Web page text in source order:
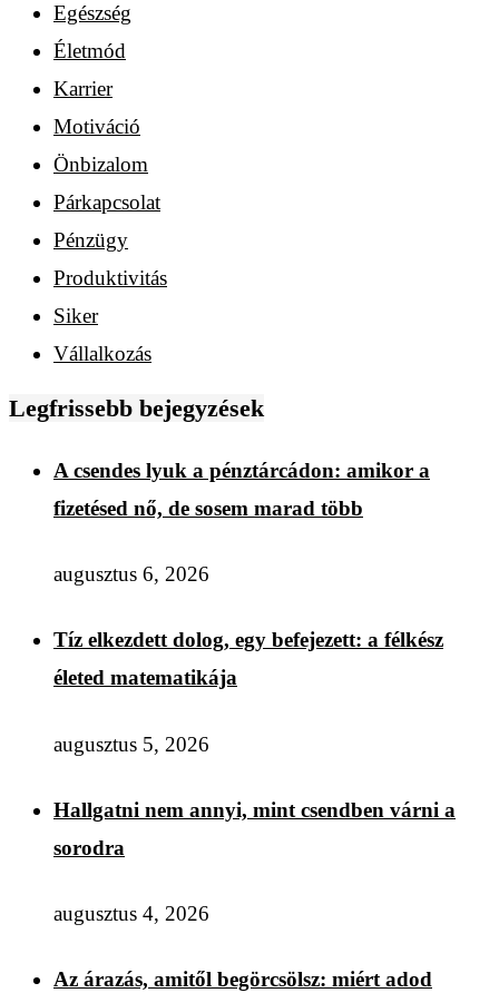
Egészség
Életmód
Karrier
Motiváció
Önbizalom
Párkapcsolat
Pénzügy
Produktivitás
Siker
Vállalkozás
Legfrissebb bejegyzések
A csendes lyuk a pénztárcádon: amikor a
fizetésed nő, de sosem marad több
augusztus 6, 2026
Tíz elkezdett dolog, egy befejezett: a félkész
életed matematikája
augusztus 5, 2026
Hallgatni nem annyi, mint csendben várni a
sorodra
augusztus 4, 2026
Az árazás, amitől begörcsölsz: miért adod